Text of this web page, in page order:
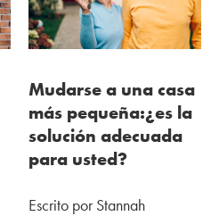
Mudarse a una casa
más pequeña:¿es la
solución adecuada
para usted?
Escrito por Stannah